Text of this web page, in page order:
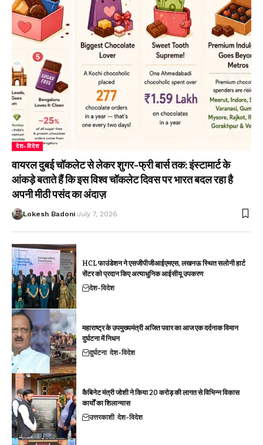
देश-विदेश
वायरल दुबई चॉकलेट से लेकर शुगर-फ्री बार्स तक: इंस्टामार्ट के
आंकड़े बताते हैं कि इस विश्व चॉकलेट दिवस पर भारत बदल रहा है
अपनी मीठी पसंद का अंदाज़
Lokesh Badoni July 7, 2026
HCL फाउंडेशन ने एसजीपीजीआईएमएस, लखनऊ स्थित सलोनी हार्ट
सेंटर को प्रदान किए अत्याधुनिक आईसीयू उपकरण
देश-विदेश
महाराष्ट्र के उपमुख्यमंत्री अजित पवार का आज एक दर्दनाक विमान
दुर्घटना में निधन
दुर्घटना देश-विदेश
कैबिनेट मंत्री जोशी ने किया 20 करोड़ की लागत से विभिन्न विकास
कार्यों का शिलान्यास
उत्तरकाशी देश-विदेश